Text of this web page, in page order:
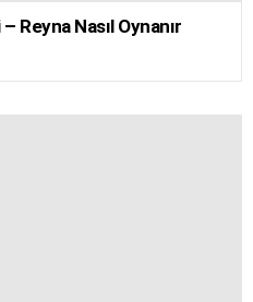
Reyna Nasıl Oynanır